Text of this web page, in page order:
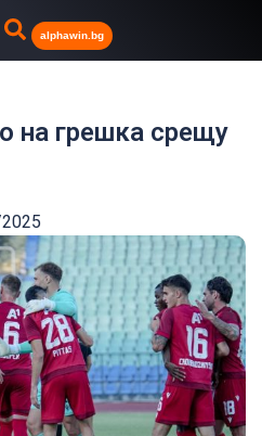
alphawin.bg
на грешка срещу